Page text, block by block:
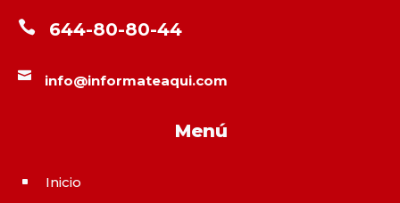
 644-80-80-44
 info@informateaqui.com
Menú
^ Inicio